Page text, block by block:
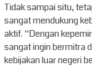
Tidak sampai situ,
sangat mendukung
aktif. “Dengan
sangat ingin bermitra
kebijakan luar negeri